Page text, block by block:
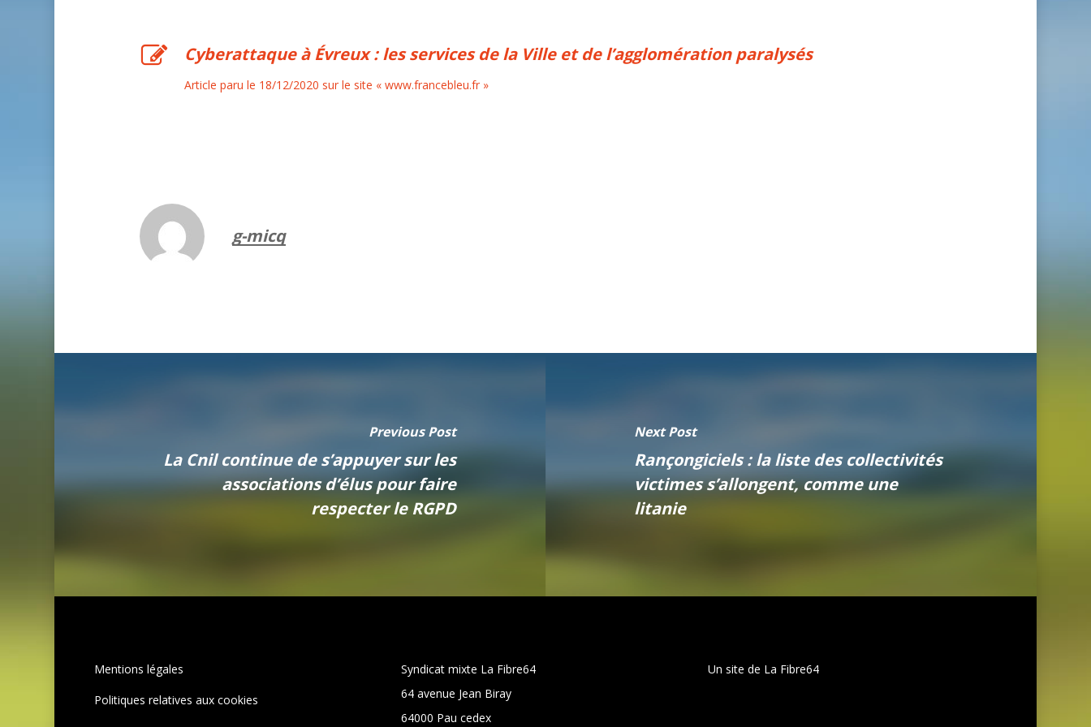
Cyberattaque à Évreux : les services de la Ville et de l’agglomération paralysés
Article paru le 18/12/2020 sur le site « www.francebleu.fr »
g-micq
Previous Post
La Cnil continue de s’appuyer sur les
associations d’élus pour faire
respecter le RGPD
Next Post
Rançongiciels : la liste des collectivités
victimes s’allongent, comme une
litanie
Mentions légales
Politiques relatives aux cookies
Syndicat mixte La Fibre64
64 avenue Jean Biray
64000 Pau cedex
Un site de La Fibre64